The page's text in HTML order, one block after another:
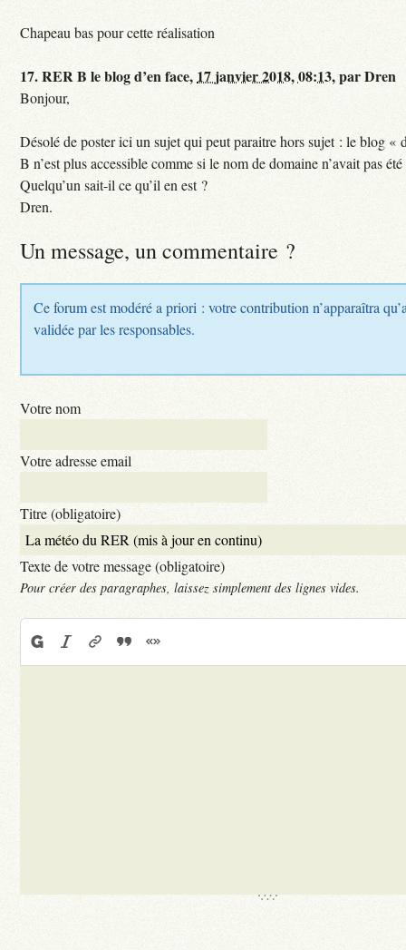
Chapeau bas pour cette réalisation
17.RER B le blog d’en face, 17 janvier 2018, 08:13,parDren
Bonjour,
Désolé de poster ici un sujet qui peut paraitre hors sujet : le blog «
B n’est plus accessible comme si le nom de domaine n’avait pas
Quelqu’un sait-il ce qu’il en est ?
Dren.
Un message, un commentaire ?
Ce forum est modéré a priori : votre contribution n’apparaîtra
validée par les responsables.
Votre nom
Votre adresse email
Titre (obligatoire)
Texte de votre message (obligatoire)
Pour créer des paragraphes, laissez simplement des lignes vides.